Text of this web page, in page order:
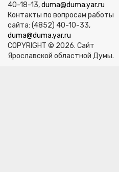
40-18-13,duma@duma.yar.ru
Контакты по вопросам работы
сайта: (4852) 40-10-33,
duma@duma.yar.ru
COPYRIGHT © 2026. Сайт
Ярославской областной Думы.